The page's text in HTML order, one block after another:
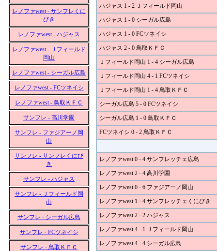
レノファwest - サンフレくに
びき
レノファwest - ハジャス
レノファwest - Ｊフィールド
岡山
レノファwest - シーガル広島
レノファwest - FCツネイシ
レノファwest - 鳥取ＫＦＣ
サンフレ - 高川学園
サンフレ - ファジアーノ岡
山
サンフレ - サンフレくにび
き
サンフレ - ハジャス
サンフレ - Ｊフィールド岡
山
サンフレ - シーガル広島
サンフレ - FCツネイシ
サンフレ - 鳥取ＫＦＣ
ハジャス 1 - 2 Ｊフィールド岡山
ハジャス 1 - 0 シーガル広島
ハジャス 1 - 0 FCツネイシ
ハジャス 2 - 0 鳥取ＫＦＣ
Ｊフィールド岡山 1 - 4 シーガル広島
Ｊフィールド岡山 4 - 1 FCツネイシ
Ｊフィールド岡山 1 - 4 鳥取ＫＦＣ
シーガル広島 5 - 0 FCツネイシ
シーガル広島 1 - 0 鳥取ＫＦＣ
FCツネイシ 0 - 2 鳥取ＫＦＣ
レノファwest 0 - 4 サンフレッチェ広島
レノファwest 2 - 4 高川学園
レノファwest 0 - 6 ファジアーノ岡山
レノファwest 1 - 4 サンフレッチェくにびき
レノファwest 2 - 2 ハジャス
レノファwest 4 - 1 Ｊフィールド岡山
レノファwest 4 - 4 シーガル広島